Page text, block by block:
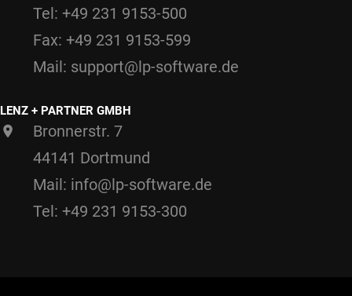
Tel: +49 231 9153-500
Fax: +49 231 9153-599
Mail: support@lp-software.de
LENZ + PARTNER GMBH
Bronnerstr. 7
44141 Dortmund
Mail: info@lp-software.de
Tel: +49 231 9153-300